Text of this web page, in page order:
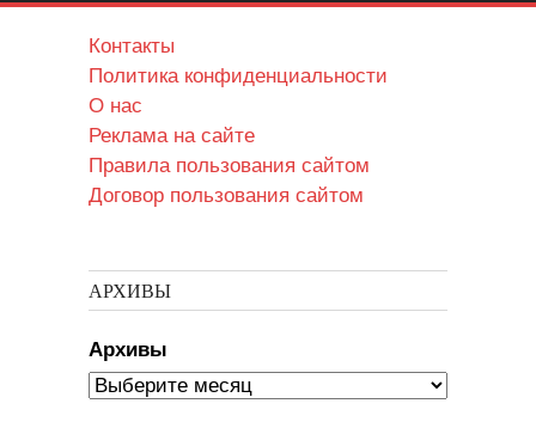
Контакты
Политика конфиденциальности
О нас
Реклама на сайте
Правила пользования сайтом
Договор пользования сайтом
АРХИВЫ
Архивы